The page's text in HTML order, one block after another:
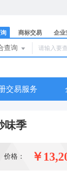
商标交易 企业
查询
交易服务
味季
价格： ￥